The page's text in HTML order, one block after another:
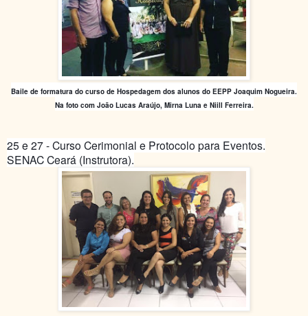
Baile de formatura do curso de Hospedagem dos alunos do EEPP Joaquim Nogueira.
Na foto com João Lucas Araújo, Mirna Luna e Niill Ferreira.
25 e 27 - Curso Cerimonial e Protocolo para Eventos.
SENAC Ceará (Instrutora).